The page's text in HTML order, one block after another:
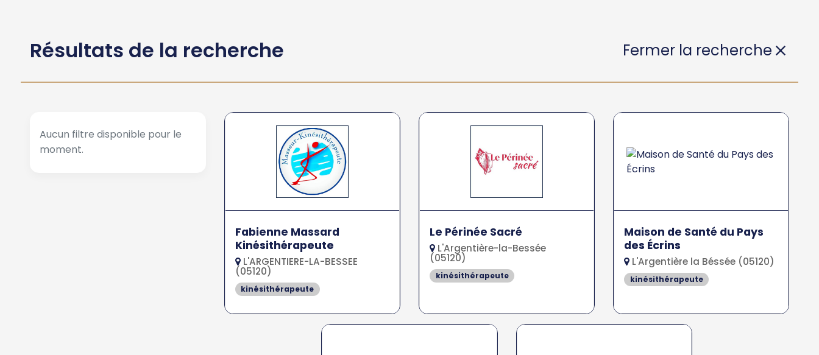
Résultats de la recherche Fermer la recherche
Aucun filtre disponible pour le
moment.
Fabienne Massard
Kinésithérapeute
L'ARGENTIERE-LA-BESSEE
(05120)
kinésithérapeute
Le Périnée Sacré
L'Argentière-la-Bessée
(05120)
kinésithérapeute
Maison de Santé du Pays
des Écrins
L'Argentière la Béssée (05120)
kinésithérapeute